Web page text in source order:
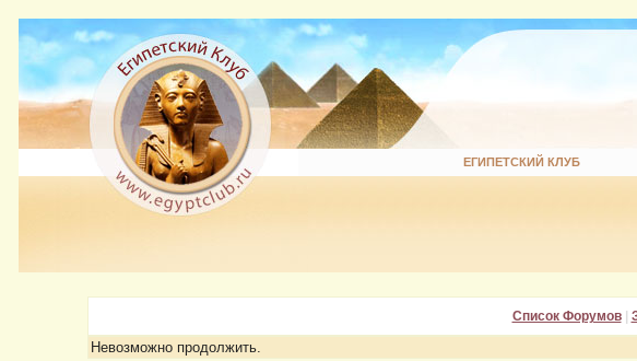
ЕГИПЕТСКИЙ КЛУБ
Список Форумов|
Невозможно продолжить.